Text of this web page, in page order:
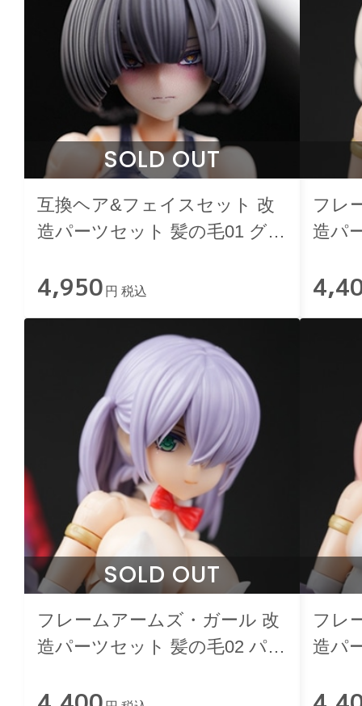
SOLD OUT
互換ヘア&フェイスセット 改
造パーツセット 髪の毛01 グレ
4,950 円 税込
フレ
造パ
SOLD OUT
フレームアームズ・ガール 改
造パーツセット 髪の毛02 パー
フレ
造パ